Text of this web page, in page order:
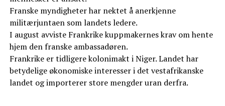
Franske myndigheter har nektet å anerkjenne
militærjuntaen som landets ledere.
I august avviste Frankrike kuppmakernes krav om hente
hjem den franske ambassadøren.
Frankrike er tidligere kolonimakt i Niger. Landet har
betydelige økonomiske interesser i det vestafrikanske
landet og importerer store mengder uran derfra.